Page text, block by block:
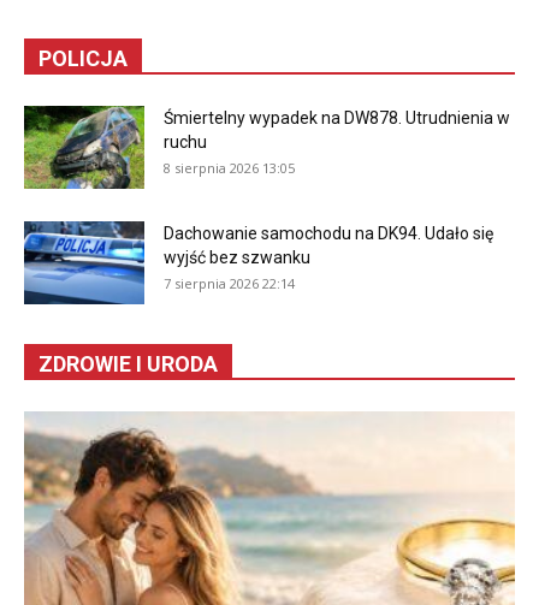
POLICJA
Śmiertelny wypadek na DW878. Utrudnienia w
ruchu
8 sierpnia 2026 13:05
Dachowanie samochodu na DK94. Udało się
wyjść bez szwanku
7 sierpnia 2026 22:14
ZDROWIE I URODA